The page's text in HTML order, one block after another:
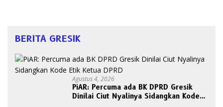
BERITA GRESIK
Agustus 4, 2026
PiAR: Percuma ada BK DPRD Gresik
Dinilai Ciut Nyalinya Sidangkan Kode